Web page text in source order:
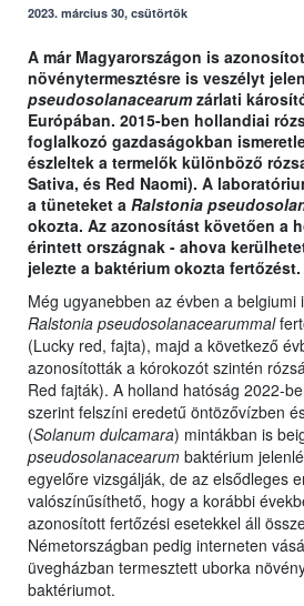
2023. március 30, csütörtök
A már Magyarországon is
növénytermesztésre is veszélyt
pseudosolanacearumzárlati
Európában. 2015-ben hollandiai
foglalkozó gazdaságokban
észleltek a termelők különböző
Sativa, és Red Naomi). A
a tüneteket a Ralstonia
okozta. Az azonosítást követően a
érintett országnak - ahova
jelezte a baktérium okozta fertőzést.
Még ugyanebben az évben a belgiumi
Ralstonia pseudosolanacearummal
(Lucky red, fajta), majd a következő
azonosították a kórokozót szintén
Red fajták). A holland hatóság 2022-
szerint felszíni eredetű öntözővízben
(Solanum dulcamara) mintákban is
pseudosolanacearum baktérium
egyelőre vizsgálják, de az elsődleges
valószínűsíthető, hogy a korábbi
azonosított fertőzési esetekkel áll
Németországban pedig interneten
üvegházban termesztett uborka
baktériumot.